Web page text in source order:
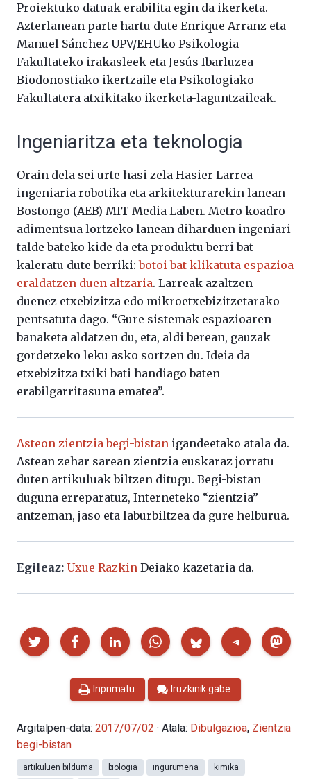
Proiektuko datuak erabilita egin da ikerketa.
Azterlanean parte hartu dute Enrique Arranz eta
Manuel Sánchez UPV/EHUko Psikologia
Fakultateko irakasleek eta Jesús Ibarluzea
Biodonostiako ikertzaile eta Psikologiako
Fakultatera atxikitako ikerketa-laguntzaileak.
Ingeniaritza eta teknologia
Orain dela sei urte hasi zela Hasier Larrea
ingeniaria robotika eta arkitekturarekin lanean
Bostongo (AEB) MIT Media Laben. Metro koadro
adimentsua lortzeko lanean diharduen ingeniari
talde bateko kide da eta produktu berri bat
kaleratu dute berriki:botoi bat klikatuta espazioa
eraldatzen duen altzaria. Larreak azaltzen
duenez etxebizitza edo mikroetxebizitzetarako
pentsatuta dago. “Gure sistemak espazioaren
banaketa aldatzen du, eta, aldi berean, gauzak
gordetzeko leku asko sortzen du. Ideia da
etxebizitza txiki bati handiago baten
erabilgarritasuna ematea”.
Asteon zientzia begi-bistan igandeetako atala da.
Astean zehar sarean zientzia euskaraz jorratu
duten artikuluak biltzen ditugu. Begi-bistan
duguna erreparatuz, Interneteko “zientzia”
antzeman, jaso eta laburbiltzea da gure helburua.
Egileaz: Uxue Razkin Deiako kazetaria da.
Partekatu
Inprimatu Iruzkinik gabe
Argitalpen-data: 2017/07/02 · Atala: Dibulgazioa, Zientzia
begi-bistan
artikuluen bilduma biologia ingurumena
kimika